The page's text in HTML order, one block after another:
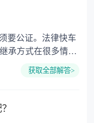
缴纳 4. 土
承方式在很多情况
如果需要公正的也
以对遗产继承进行
获取全部解答>